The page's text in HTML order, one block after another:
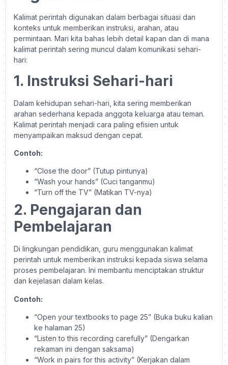
Kalimat perintah digunakan dalam berbagai situasi dan
konteks untuk memberikan instruksi, arahan, atau
permintaan. Mari kita bahas lebih detail kapan dan di mana
kalimat perintah sering muncul dalam komunikasi sehari-
hari:
1. Instruksi Sehari-hari
Dalam kehidupan sehari-hari, kita sering memberikan
arahan sederhana kepada anggota keluarga atau teman.
Kalimat perintah menjadi cara paling efisien untuk
menyampaikan maksud dengan cepat.
Contoh:
“Close the door” (Tutup pintunya)
“Wash your hands” (Cuci tanganmu)
“Turn off the TV” (Matikan TV-nya)
2. Pengajaran dan
Pembelajaran
Di lingkungan pendidikan, guru menggunakan kalimat
perintah untuk memberikan instruksi kepada siswa selama
proses pembelajaran. Ini membantu menciptakan struktur
dan kejelasan dalam kelas.
Contoh:
“Open your textbooks to page 25” (Buka buku kalian
ke halaman 25)
“Listen to this recording carefully” (Dengarkan
rekaman ini dengan saksama)
“Work in pairs for this activity” (Kerjakan dalam